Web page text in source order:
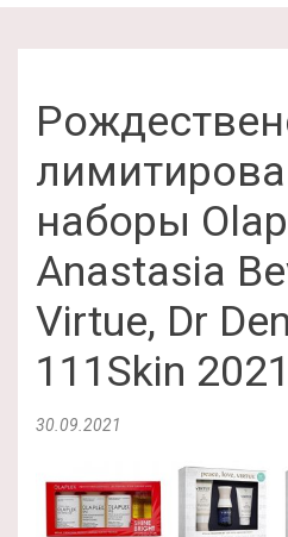
наборы
Anastasia
Virtue, Dr
111Skin 2021
30.09.2021